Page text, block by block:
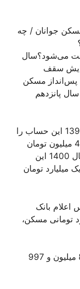
جوانان / چه
می‌شود؟سال
سقف
مسکن
سال پانزدهم
به عبارت دیگر، اگر کسانی که سال 1399 این حساب را
افتتاح کرده‌اند، در سال 1414 تنها 400 میلیون تومان
وام مسکن می‌گیرند اما کسانی که سال 1400 این
حساب را باز کرده‌اند، در سال 1415 یک میلیارد تومان
اساس اعلام بانک
تومانی مسکن،
با این حساب رقم اقساط آن ماهانه 8 میلیون و 997